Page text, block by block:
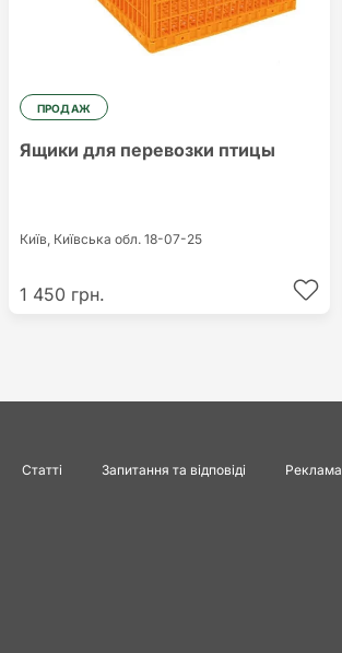
ПРОДАЖ
Ящики для перевозки птицы
Київ, Київська обл. 18-07-25
1 450 грн.
Статті Запитання та відповіді Реклама